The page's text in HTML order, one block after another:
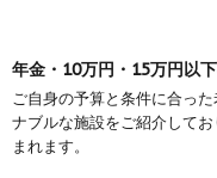
年金・10万円・15万円以
ご自身の予算と条件に合っ
ナブルな施設をご紹介して
まれます。